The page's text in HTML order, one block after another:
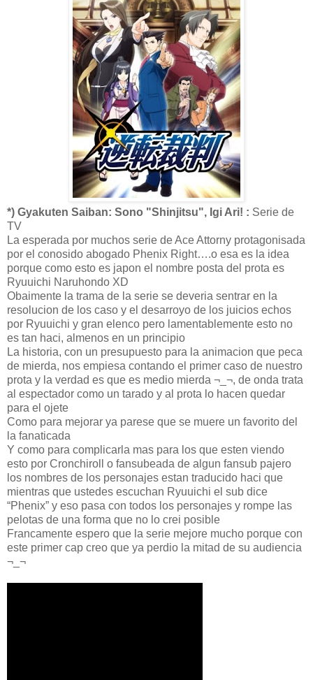
*) Gyakuten Saiban: Sono "Shinjitsu", Igi Ari! : Serie de
TV
La esperada por muchos serie de Ace Attorny protagonisada
por el conosido abogado Phenix Right….o esa es la idea
porque como esto es japon el nombre posta del prota es
Ryuuichi Naruhondo XD
Obaimente la trama de la serie se deveria sentrar en la
resolucion de los caso y el desarroyo de los juicios echos
por Ryuuichi y gran elenco pero lamentablemente esto no
es tan haci, almenos en un principio
La historia, con un presupuesto para la animacion que peca
de mierda, nos empiesa contando el primer caso de nuestro
prota y la verdad es que es medio mierda ¬_¬, de onda trata
al espectador como un tarado y al prota lo hacen quedar
para el ojete
Como para mejorar ya parese que se muere un favorito del
la fanaticada
Y como para complicarla mas para los que esten viendo
esto por Cronchiroll o fansubeada de algun fansub pajero
los nombres de los personajes estan traducido haci que
mientras que ustedes escuchan Ryuuichi el sub dice
“Phenix” y eso pasa con todos los personajes y rompe las
pelotas de una forma que no lo crei posible
Francamente espero que la serie mejore mucho porque con
este primer cap creo que ya perdio la mitad de su audiencia
¬_¬